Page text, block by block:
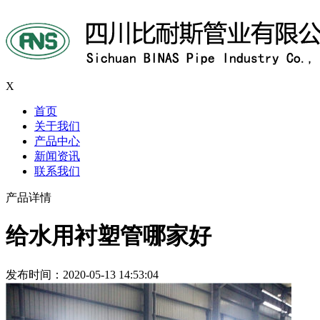
X
首页
关于我们
产品中心
新闻资讯
联系我们
产品详情
给水用衬塑管哪家好
发布时间：2020-05-13 14:53:04